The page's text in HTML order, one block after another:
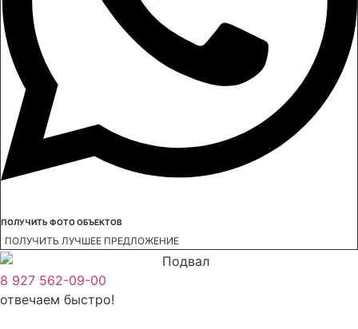
ПОЛУЧИТЬ ФОТО ОБЪЕКТОВ
ПОЛУЧИТЬ ЛУЧШЕЕ ПРЕДЛОЖЕНИЕ
8 927 562-09-00
отвечаем быстро!